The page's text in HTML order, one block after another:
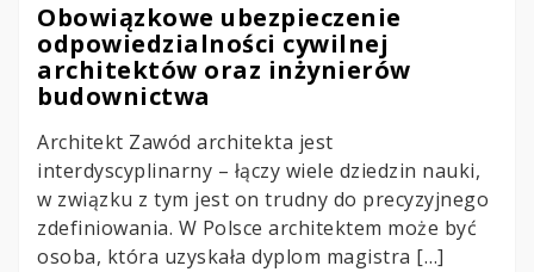
Obowiązkowe ubezpieczenie
odpowiedzialności cywilnej
architektów oraz inżynierów
budownictwa
Architekt Zawód architekta jest
interdyscyplinarny – łączy wiele dziedzin nauki,
w związku z tym jest on trudny do precyzyjnego
zdefiniowania. W Polsce architektem może być
osoba, która uzyskała dyplom magistra […]